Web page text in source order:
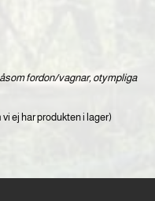
fordon/vagnar, otympliga
ej har produkten i lager)